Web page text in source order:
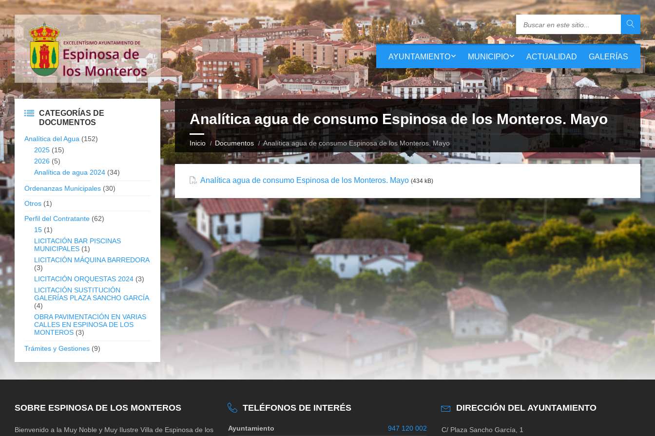
AYUNTAMIENTO MUNICIPIO ACTUALIDAD GALERÍAS
Analítica agua de consumo Espinosa de los Monteros. Mayo
Inicio Documentos Analítica agua de consumo Espinosa de los Monteros. Mayo
Analítica agua de consumo Espinosa de los Monteros. Mayo (434 kB)
CATEGORÍAS DE
DOCUMENTOS
Analítica del Agua (152)
2025 (15)
2026 (5)
Analítica de agua 2024 (34)
Ordenanzas Municipales (30)
Otros (1)
Perfil del Contratante (62)
15 (1)
LICITACIÓN BAR PISCINAS
MUNICIPALES (1)
LICITACIÓN MÁQUINA BARREDORA
(3)
LICITACIÓN ORQUESTAS 2024 (3)
LICITACIÓN SUSTITUCIÓN
GALERÍAS PLAZA SANCHO GARCÍA
(4)
OBRA PAVIMENTACIÓN EN VARIAS
CALLES EN ESPINOSA DE LOS
MONTEROS (3)
Trámites y Gestiones (9)
SOBRE ESPINOSA DE LOS MONTEROS
Bienvenido a la Muy Noble y Muy Ilustre Villa de Espinosa de los
TELÉFONOS DE INTERÉS
Ayuntamiento 947 120 002
DIRECCIÓN DEL AYUNTAMIENTO
C/ Plaza Sancho García, 1